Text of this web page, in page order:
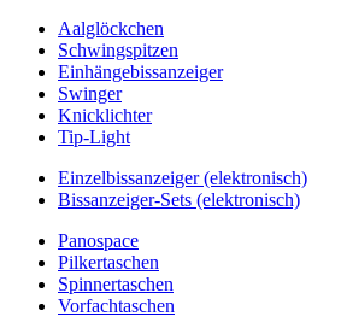
Aalglöckchen
Schwingspitzen
Einhängebissanzeiger
Swinger
Knicklichter
Tip-Light
Einzelbissanzeiger (elektronisch)
Bissanzeiger-Sets (elektronisch)
Panospace
Pilkertaschen
Spinnertaschen
Vorfachtaschen